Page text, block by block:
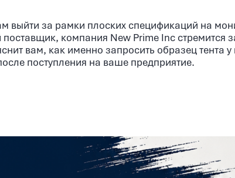
выйти за рамки плоских спецификаций на
компания New Prime Inc стремится
вам, как именно запросить образец тента
поступления на ваше предприятие.